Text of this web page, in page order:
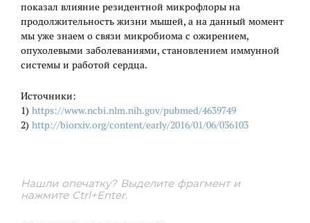
показал влияние резидентной микрофлоры на
продолжительность жизни мышей, а на данный момент
мы уже знаем о связи микробиома с ожирением,
опухолевыми заболеваниями, становлением иммунной
системы и работой сердца.
Источники:
1) https://www.ncbi.nlm.nih.gov/pubmed/4639749
2) http://biorxiv.org/content/early/2016/01/06/036103
Нашли опечатку? Выделите фрагмент и
нажмите Ctrl+Enter.